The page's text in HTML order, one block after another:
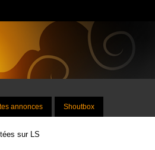
annonces Shoutbox
sur LS